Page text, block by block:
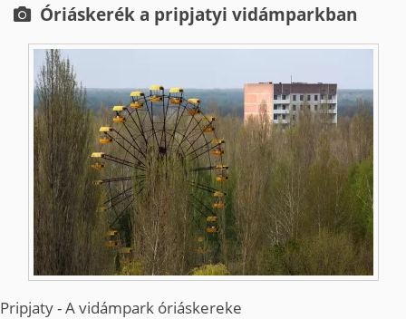
Óriáskerék a pripjatyi vidámparkban
Pripjaty - A vidámpark óriáskereke